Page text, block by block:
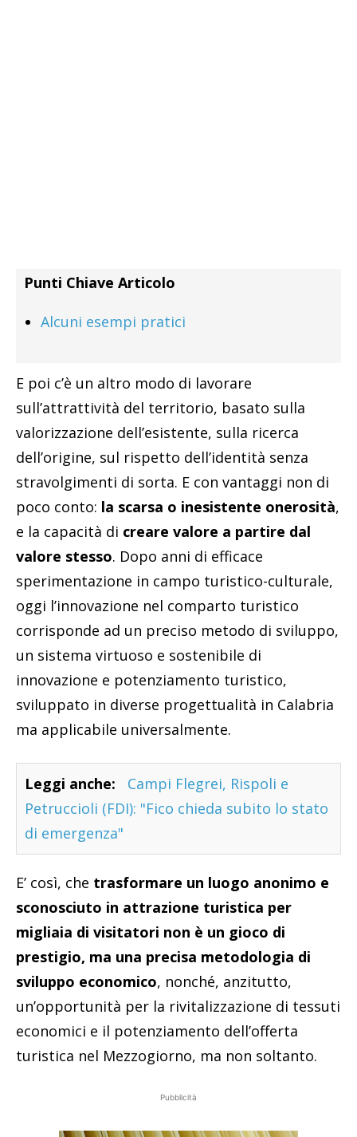
Punti Chiave Articolo
Alcuni esempi pratici
E poi c’è un altro modo di lavorare
sull’attrattività del territorio, basato sulla
valorizzazione dell’esistente, sulla ricerca
dell’origine, sul rispetto dell’identità senza
stravolgimenti di sorta. E con vantaggi non di
poco conto: la scarsa o inesistente onerosità,
e la capacità di creare valore a partire dal
valore stesso. Dopo anni di efficace
sperimentazione in campo turistico-culturale,
oggi l’innovazione nel comparto turistico
corrisponde ad un preciso metodo di sviluppo,
un sistema virtuoso e sostenibile di
innovazione e potenziamento turistico,
sviluppato in diverse progettualità in Calabria
ma applicabile universalmente.
Leggi anche:
Campi Flegrei, Rispoli e
Petruccioli (FDI): "Fico chieda subito lo stato
di emergenza"
E’ così, che trasformare un luogo anonimo e
sconosciuto in attrazione turistica per
migliaia di visitatori non è un gioco di
prestigio, ma una precisa metodologia di
sviluppo economico, nonché, anzitutto,
un’opportunità per la rivitalizzazione di tessuti
economici e il potenziamento dell’offerta
turistica nel Mezzogiorno, ma non soltanto.
Pubblicità